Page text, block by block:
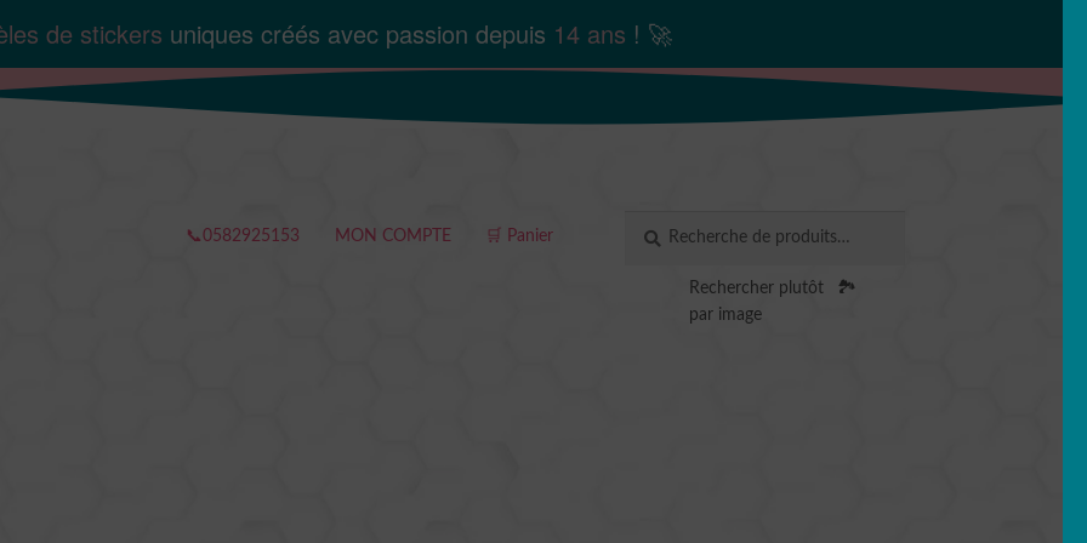
de stickers uniques créés avec passion depuis 14 ans ! 🚀
📞0582925153 MON COMPTE 🛒 Panier
pour :
RECHERCHE
Rechercher plutôt
par image
🏞️